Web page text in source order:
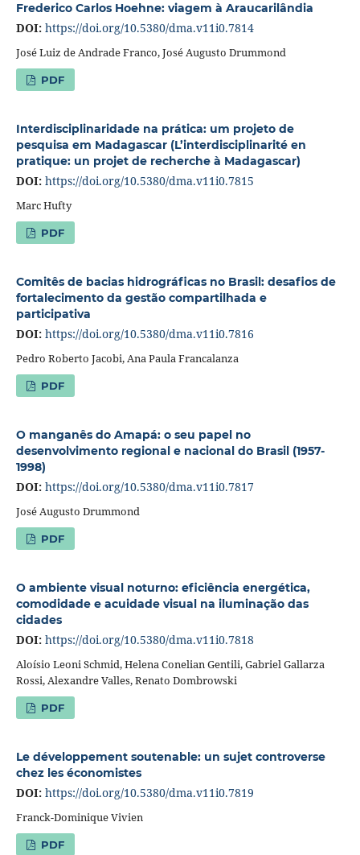
Frederico Carlos Hoehne: viagem à Araucarilândia
DOI: https://doi.org/10.5380/dma.v11i0.7814
José Luiz de Andrade Franco, José Augusto Drummond
PDF
Interdisciplinaridade na prática: um projeto de
pesquisa em Madagascar (L’interdisciplinarité en
pratique: un projet de recherche à Madagascar)
DOI: https://doi.org/10.5380/dma.v11i0.7815
Marc Hufty
PDF
Comitês de bacias hidrográficas no Brasil: desafios de
fortalecimento da gestão compartilhada e
participativa
DOI: https://doi.org/10.5380/dma.v11i0.7816
Pedro Roberto Jacobi, Ana Paula Francalanza
PDF
O manganês do Amapá: o seu papel no
desenvolvimento regional e nacional do Brasil (1957-
1998)
DOI: https://doi.org/10.5380/dma.v11i0.7817
José Augusto Drummond
PDF
O ambiente visual noturno: eficiência energética,
comodidade e acuidade visual na iluminação das
cidades
DOI: https://doi.org/10.5380/dma.v11i0.7818
Aloísio Leoni Schmid, Helena Conelian Gentili, Gabriel Gallarza
Rossi, Alexandre Valles, Renato Dombrowski
PDF
Le développement soutenable: un sujet controverse
chez les économistes
DOI: https://doi.org/10.5380/dma.v11i0.7819
Franck-Dominique Vivien
PDF